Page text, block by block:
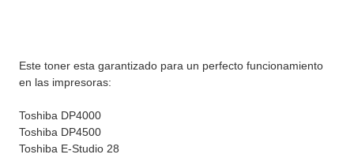
Este toner esta garantizado para un perfecto funcionamiento
en las impresoras:
Toshiba DP4000
Toshiba DP4500
Toshiba E-Studio 28